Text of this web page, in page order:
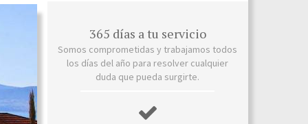
365 días a tu servicio
Somos comprometidas y trabajamos todos
los días del año para resolver cualquier
duda que pueda surgirte.